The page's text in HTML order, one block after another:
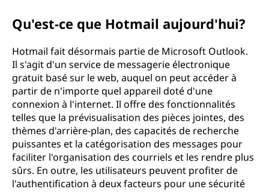
Qu'est-ce que Hotmail aujourd'hui?
Hotmail fait désormais partie de Microsoft Outlook.
Il s'agit d'un service de messagerie électronique
gratuit basé sur le web, auquel on peut accéder à
partir de n'importe quel appareil doté d'une
connexion à l'internet. Il offre des fonctionnalités
telles que la prévisualisation des pièces jointes, des
thèmes d'arrière-plan, des capacités de recherche
puissantes et la catégorisation des messages pour
faciliter l'organisation des courriels et les rendre plus
sûrs. En outre, les utilisateurs peuvent profiter de
l'authentification à deux facteurs pour une sécurité